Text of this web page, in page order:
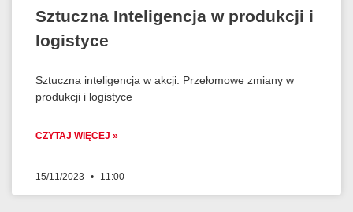
Sztuczna Inteligencja w produkcji i
logistyce
Sztuczna inteligencja w akcji: Przełomowe zmiany w
produkcji i logistyce
CZYTAJ WIĘCEJ »
15/11/2023 11:00